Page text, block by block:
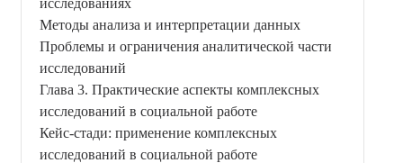
Методы анализа и интерпретации данных
Проблемы и ограничения аналитической части
исследований
Глава 3. Практические аспекты комплексных
исследований в социальной работе
Кейс-стади: применение комплексных
исследований в социальной работе